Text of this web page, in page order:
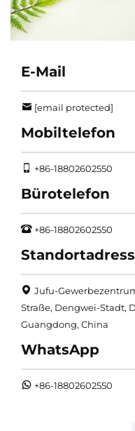
E-Mail
[email protected]
Mobiltelefon
+86-18802602550
Bürotelefon
+86-18802602550
Jufu-
Straße, Dengwei-Stadt,
Guangdong, China
WhatsApp
+86-18802602550